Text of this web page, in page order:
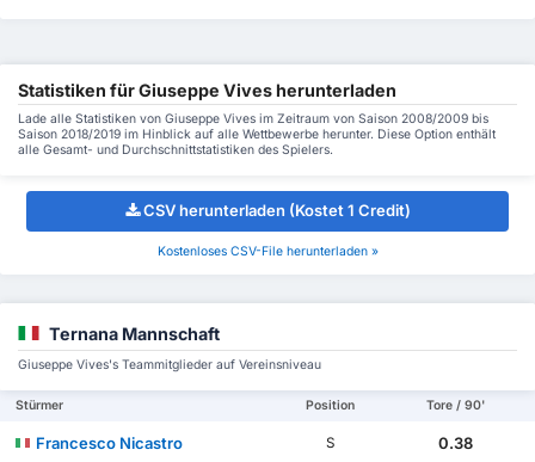
Statistiken für Giuseppe Vives herunterladen
Lade alle Statistiken von Giuseppe Vives im Zeitraum von Saison 2008/2009 bis
Saison 2018/2019 im Hinblick auf alle Wettbewerbe herunter. Diese Option enthält
alle Gesamt- und Durchschnittstatistiken des Spielers.
CSV herunterladen (Kostet 1 Credit)
Kostenloses CSV-File herunterladen »
Ternana Mannschaft
Giuseppe Vives's Teammitglieder auf Vereinsniveau
Stürmer Position Tore / 90'
Francesco Nicastro S
0.38